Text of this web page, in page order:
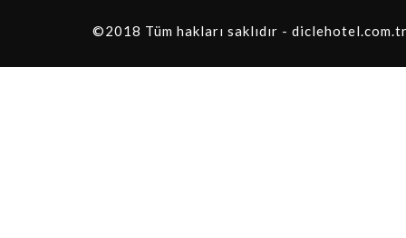
©2018 Tüm hakları saklıdır - diclehotel.com.tr